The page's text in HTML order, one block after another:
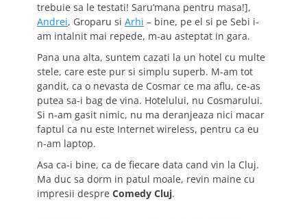
trebuie sa le testati! Saru’mana pentru masa!],
Andrei, Groparu si Arhi – bine, pe el si pe Sebi i-
am intalnit mai repede, m-au asteptat in gara.
Pana una alta, suntem cazati la un hotel cu multe
stele, care este pur si simplu superb. M-am tot
gandit, ca o nevasta de Cosmar ce ma aflu, ce-as
putea sa-i bag de vina. Hotelului, nu Cosmarului.
Si n-am gasit nimic, nu ma deranjeaza nici macar
faptul ca nu este Internet wireless, pentru ca eu
n-am laptop.
Asa ca-i bine, ca de fiecare data cand vin la Cluj.
Ma duc sa dorm in patul moale, revin maine cu
impresii despre Comedy Cluj.